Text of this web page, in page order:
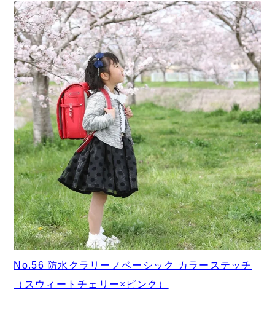
No.56 防水クラリーノベーシック カラーステッチ
（スウィートチェリー×ピンク）